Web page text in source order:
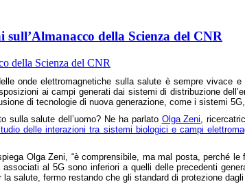
della Scienza del CNR
onde elettromagnetiche sulla salute è sempre vivace
ai campi generati dai sistemi di distribuzione
di tecnologie di nuova generazione, come i sistemi
sulla salute dell’uomo? Ne ha parlato Olga Zeni,
delle interazioni tra sistemi biologici e campi
Olga Zeni, “è comprensibile, ma mal posta, perché
al 5G sono inferiori a quelli delle precedenti
la salute, fermo restando che gli standard di protezione